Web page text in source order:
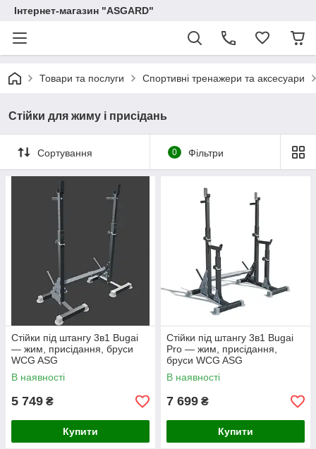
Інтернет-магазин "ASGARD"
Товари та послуги Спортивні тренажери та аксесуари
Стійки для жиму і присідань
Сортування 0 Фільтри
Стійки під штангу 3в1 Bugai
— жим, присідання, бруси
WCG ASG
В наявності
5 749 ₴
Купити
Стійки під штангу 3в1 Bugai
Pro — жим, присідання,
бруси WCG ASG
В наявності
7 699 ₴
Купити